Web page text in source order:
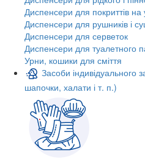
Диспенсери для покриттів на
Диспенсери для рушників і
Диспенсери для серветок
Диспенсери для туалетного
Урни, кошики для сміття
Засоби індивідуального
шапочки, халати і т. п.)